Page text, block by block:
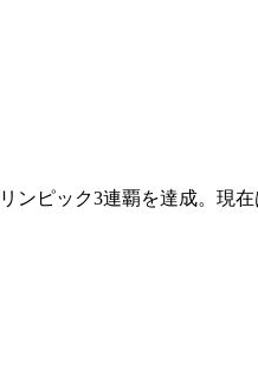
ピック3連覇を達成。現